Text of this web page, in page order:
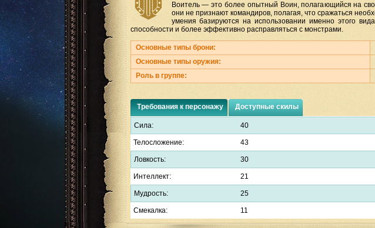
Воитель — это более опытный Воин, полагающийся на
они не признают командиров, полагая, что сражаться
умения базируются на использовании именно этого
способности и более эффективно расправляться с монстрами.
Основные типы брони:
Основные типы оружия:
Роль в группе:
Требования к персонажу Доступные скилы
Сила: 40
Телосложение: 43
Ловкость: 30
Интеллект: 21
Мудрость: 25
Смекалка: 11